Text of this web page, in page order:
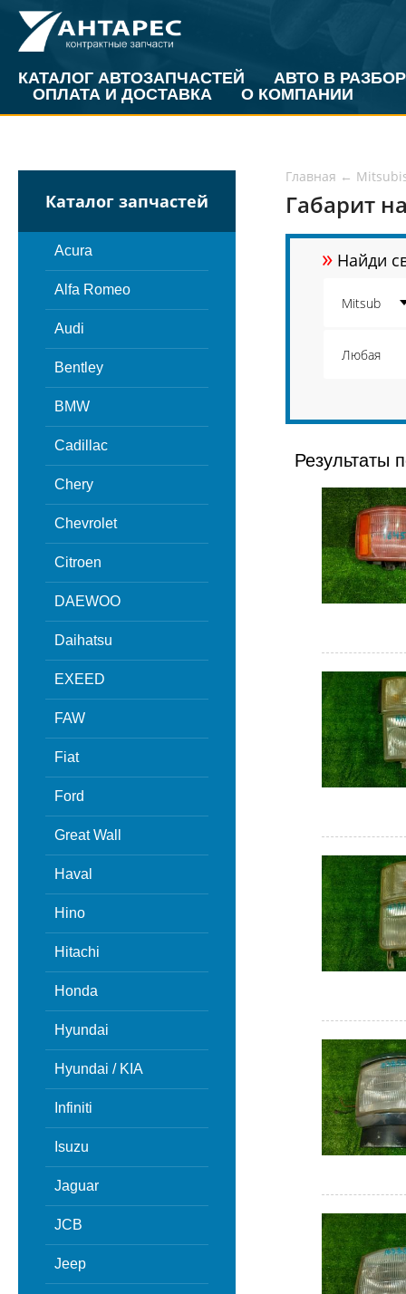
КАТАЛОГ АВТОЗАПЧАСТЕЙ
АВТО В РАЗБОР
ОПЛАТА И ДОСТАВКА
О КОМПАНИИ
Каталог запчастей
Acura
Alfa Romeo
Audi
Bentley
BMW
Cadillac
Chery
Chevrolet
Citroen
DAEWOO
Daihatsu
EXEED
FAW
Fiat
Ford
Great Wall
Haval
Hino
Hitachi
Honda
Hyundai
Hyundai / KIA
Infiniti
Isuzu
Jaguar
JCB
Jeep
Главная ←
Габарит
» Найди
Результаты